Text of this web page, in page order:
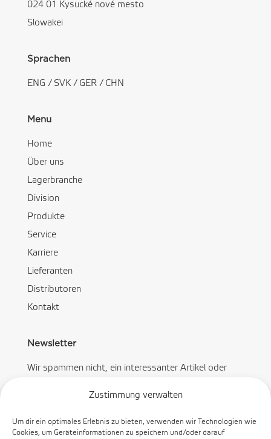
Zustimmung verwalten
Um dir ein optimales Erlebnis zu bieten, verwenden wir Technologien wie
Cookies, um Geräteinformationen zu speichern und/oder darauf
024 01 Kysucké nové mesto
Slowakei
Sprachen
ENG / SVK/ GER/ CHN
Menu
Home
Über uns
Lagerbranche
Division
Produkte
Service
Karriere
Lieferanten
Distributoren
Kontakt
Newsletter
Wir spammen nicht, ein interessanter Artikel oder